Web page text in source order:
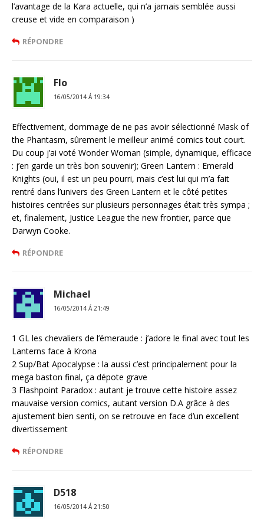
l’avantage de la Kara actuelle, qui n’a jamais semblée aussi
creuse et vide en comparaison )
RÉPONDRE
Flo
16/05/2014 Á 19:34
Effectivement, dommage de ne pas avoir sélectionné Mask of
the Phantasm, sûrement le meilleur animé comics tout court.
Du coup j’ai voté Wonder Woman (simple, dynamique, efficace
: j’en garde un très bon souvenir); Green Lantern : Emerald
Knights (oui, il est un peu pourri, mais c’est lui qui m’a fait
rentré dans l’univers des Green Lantern et le côté petites
histoires centrées sur plusieurs personnages était très sympa ;
et, finalement, Justice League the new frontier, parce que
Darwyn Cooke.
RÉPONDRE
Michael
16/05/2014 Á 21:49
1 GL les chevaliers de l’émeraude : j’adore le final avec tout les
Lanterns face à Krona
2 Sup/Bat Apocalypse : la aussi c’est principalement pour la
mega baston final, ça dépote grave
3 Flashpoint Paradox : autant je trouve cette histoire assez
mauvaise version comics, autant version D.A grâce à des
ajustement bien senti, on se retrouve en face d’un excellent
divertissement
RÉPONDRE
D518
16/05/2014 Á 21:50